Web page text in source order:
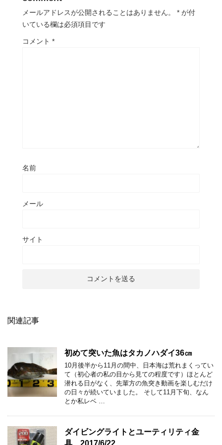
メールアドレスが公開されることはありません。 * が付
いている欄は必須項目です
コメント *
名前
メール
サイト
関連記事
初めて突いた魚はタカノハダイ36㎝
10月後半から11月の間中、日本海は荒れまくってい
て（初心者の私の目から見ての程度です）ほとんど
潜れる日がなく、先輩方の魚突き動画を楽しむだけ
の日々が続いていました。 そして11月下旬、なん
とか私レベ …
ダイビングライトとユーティリティ金
具 2017/6/22